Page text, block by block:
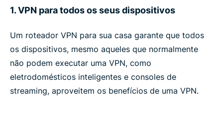
1. VPN para todos os seus dispositivos
Um roteador VPN para sua casa garante que todos
os dispositivos, mesmo aqueles que normalmente
não podem executar uma VPN, como
eletrodomésticos inteligentes e consoles de
streaming, aproveitem os benefícios de uma VPN.